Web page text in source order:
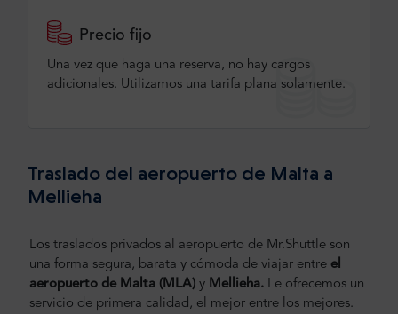
Precio fijo
Una vez que haga una reserva, no hay cargos
adicionales. Utilizamos una tarifa plana solamente.
Traslado del aeropuerto de Malta a
Mellieha
Los traslados privados al aeropuerto de Mr.Shuttle son
una forma segura, barata y cómoda de viajar entre el
aeropuerto de Malta (MLA) y Mellieha. Le ofrecemos un
servicio de primera calidad, el mejor entre los mejores.